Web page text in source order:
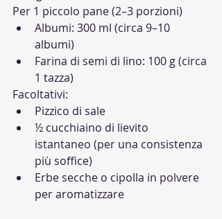
Per 1 piccolo pane (2–3 porzioni)
Albumi: 300 ml (circa 9–10
albumi)
Farina di semi di lino: 100 g (circa
1 tazza)
Facoltativi:
Pizzico di sale
½ cucchiaino di lievito
istantaneo (per una consistenza
più soffice)
Erbe secche o cipolla in polvere
per aromatizzare